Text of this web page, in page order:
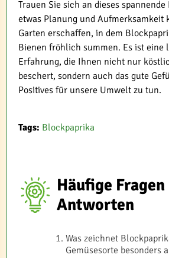
Trauen Sie sich an dieses
etwas Planung und Aufmerksamkeit
Garten erschaffen, in dem
Bienen fröhlich summen. Es ist eine
Erfahrung, die Ihnen nicht nur
beschert, sondern auch das gute
Positives für unsere Umwelt zu tun.
Tags: Blockpaprika
Häufige Fragen
Antworten
Was zeichnet
Gemüsesorte besonders